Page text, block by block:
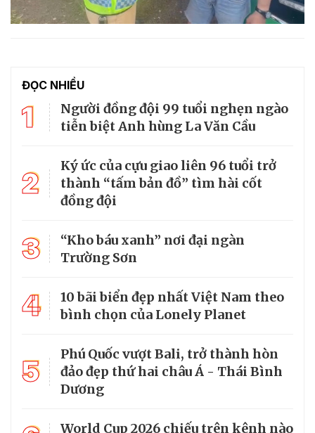
ĐỌC NHIỀU
1
Người đồng đội 99 tuổi nghẹn ngào
tiễn biệt Anh hùng La Văn Cầu
2
Ký ức của cựu giao liên 96 tuổi trở
thành “tấm bản đồ” tìm hài cốt
đồng đội
3
“Kho báu xanh” nơi đại ngàn
Trường Sơn
4
10 bãi biển đẹp nhất Việt Nam theo
bình chọn của Lonely Planet
5
Phú Quốc vượt Bali, trở thành hòn
đảo đẹp thứ hai châu Á - Thái Bình
Dương
World Cup 2026 chiếu trên kênh nào